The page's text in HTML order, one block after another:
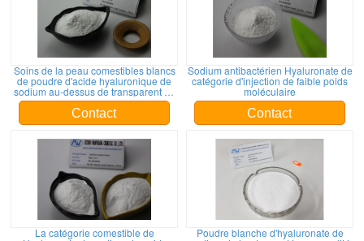
Soins de la peau comestibles blancs
de poudre d'acide hyaluronique de
sodium au-dessus de transparent de
99%
Contact
Sodium antibactérien Hyaluronate de
catégorie d'injection de faible poids
moléculaire
Contact
La catégorie comestible de Poudre blanche d'hyaluronate de